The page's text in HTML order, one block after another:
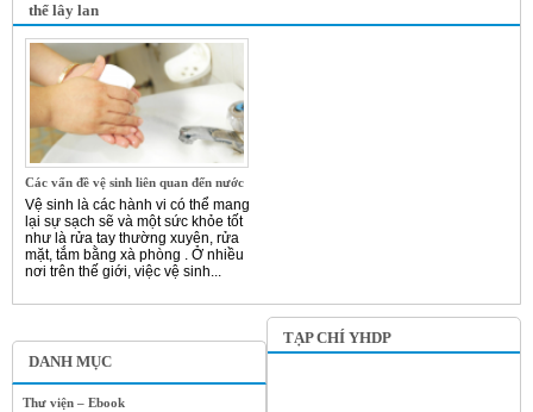
DANH MỤC
Thư viện – Ebook
thể lây lan
Các vấn đề vệ sinh liên quan đến nước
Vệ sinh là các hành vi có thể mang
lại sự sạch sẽ và một sức khỏe tốt
như là rửa tay thường xuyên, rửa
mặt, tắm bằng xà phòng . Ở nhiều
nơi trên thế giới, việc vệ sinh...
TẠP CHÍ YHDP